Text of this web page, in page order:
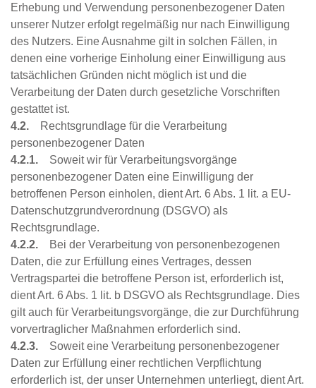
Erhebung und Verwendung personenbezogener Daten
unserer Nutzer erfolgt regelmäßig nur nach Einwilligung
des Nutzers. Eine Ausnahme gilt in solchen Fällen, in
denen eine vorherige Einholung einer Einwilligung aus
tatsächlichen Gründen nicht möglich ist und die
Verarbeitung der Daten durch gesetzliche Vorschriften
gestattet ist.
4.2.
Rechtsgrundlage für die Verarbeitung
personenbezogener Daten
4.2.1.
Soweit wir für Verarbeitungsvorgänge
personenbezogener Daten eine Einwilligung der
betroffenen Person einholen, dient Art. 6 Abs. 1 lit. a EU-
Datenschutzgrundverordnung (DSGVO) als
Rechtsgrundlage.
4.2.2.
Bei der Verarbeitung von personenbezogenen
Daten, die zur Erfüllung eines Vertrages, dessen
Vertragspartei die betroffene Person ist, erforderlich ist,
dient Art. 6 Abs. 1 lit. b DSGVO als Rechtsgrundlage. Dies
gilt auch für Verarbeitungsvorgänge, die zur Durchführung
vorvertraglicher Maßnahmen erforderlich sind.
4.2.3. Soweit eine Verarbeitung personenbezogener
Daten zur Erfüllung einer rechtlichen Verpflichtung
erforderlich ist, der unser Unternehmen unterliegt, dient Art.